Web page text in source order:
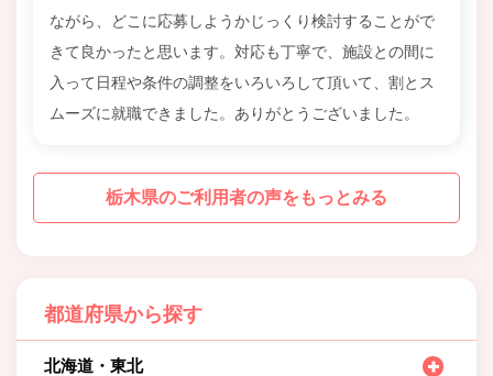
ながら、どこに応募しようかじっくり検討することがで
きて良かったと思います。対応も丁寧で、施設との間に
入って日程や条件の調整をいろいろして頂いて、割とス
ムーズに就職できました。ありがとうございました。
栃木県のご利用者の声をもっとみる
都道府県から探す
北海道・東北